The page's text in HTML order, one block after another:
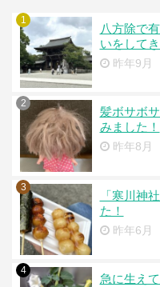
1
八方除で
いをして
昨年9月
2
髪ボサボ
みました！
昨年8月
3
「寒川神
た！
昨年6月
4
急に生え